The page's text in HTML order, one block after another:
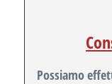
Possiamo